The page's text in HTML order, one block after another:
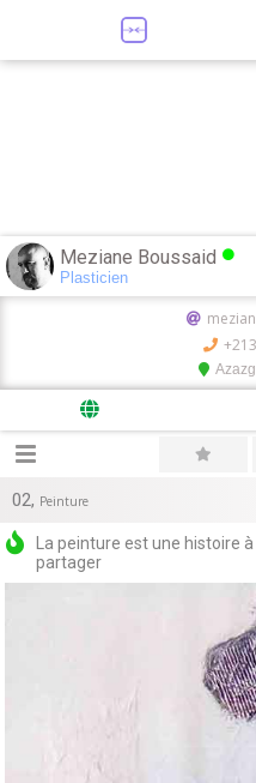
Meziane Boussaid
Plasticien
02, Peinture
La peinture est une histoire
partager